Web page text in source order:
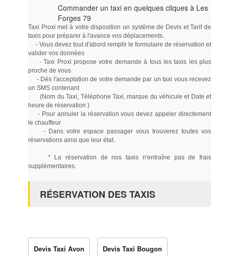
Commander un taxi en quelques cliques à Les
Forges 79
Taxi Proxi met à votre disposition un système de Devis et Tarif de
taxis pour préparer à l'avance vos déplacements.
- Vous devez tout d'abord remplir le formulaire de réservation et
valider vos données
- Taxi Proxi propose votre demande à tous les taxis les plus
proche de vous
- Dés l'acceptation de votre demande par un taxi vous recevez
un SMS contenant
(Nom du Taxi, Téléphone Taxi, marque du véhicule et Date et
heure de réservation )
- Pour annuler la réservation vous devez appeler directement
le chauffeur
- Dans votre espace passager vous trouverez toutes vos
réservations ainsi que leur état.
* La réservation de nos taxis n'entraîne pas de frais
supplémentaires.
RÉSERVATION DES TAXIS
Devis Taxi Avon Devis Taxi Bougon